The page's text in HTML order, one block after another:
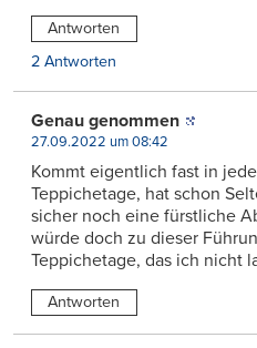
Antworten
2 Antworten
Genau genommen
27.09.2022 um 08:42
Kommt eigentlich fast in
Teppichetage, hat schon
sicher noch eine fürstliche
würde doch zu dieser
Teppichetage, das ich nicht
Antworten